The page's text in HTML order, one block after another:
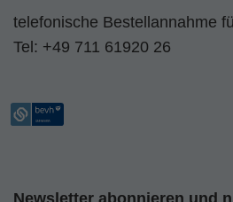
telefonische Bestellannahme
Tel: +49 711 61920 26
Newsletter abonnieren und